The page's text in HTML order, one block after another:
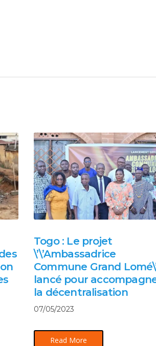
Togo : Le projet
\’\’Ambassadrice
Commune Grand
lancé pour
la décentralisation
07/05/2023
Read More